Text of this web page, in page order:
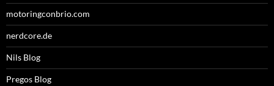
motoringconbrio.com
nerdcore.de
Nils Blog
Pregos Blog